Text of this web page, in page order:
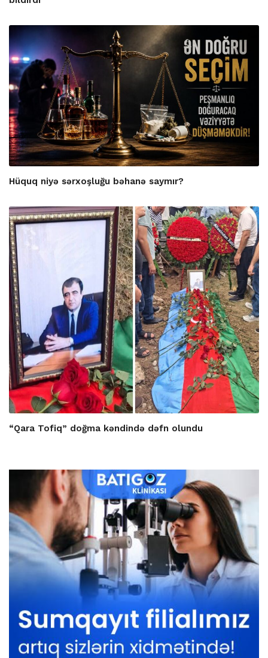
Hüquq niyə sərxoşluğu bəhanə saymır?
“Qara Tofiq” doğma kəndində dəfn olundu